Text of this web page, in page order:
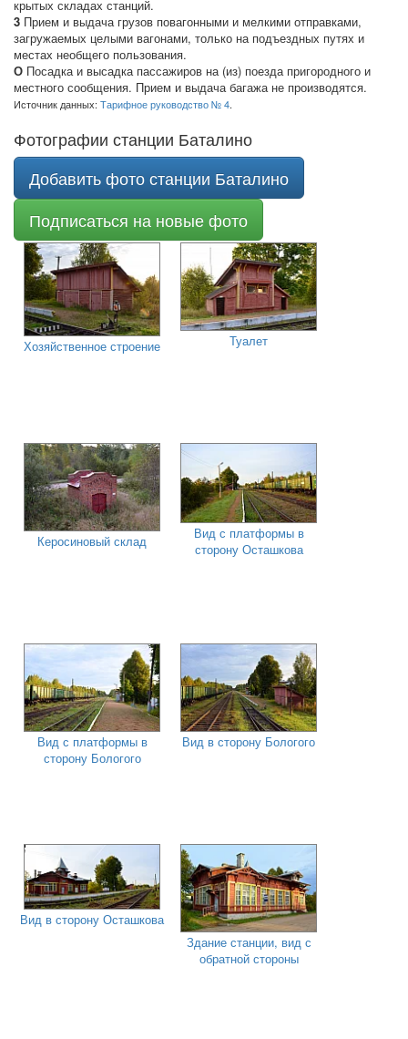
крытых складах станций.
3 Прием и выдача грузов повагонными и мелкими отправками,
загружаемых целыми вагонами, только на подъездных путях и
местах необщего пользования.
О Посадка и высадка пассажиров на (из) поезда пригородного и
местного сообщения. Прием и выдача багажа не производятся.
Источник данных: Тарифное руководство № 4.
Фотографии станции Баталино
Добавить фото станции Баталино
Подписаться на новые фото
Хозяйственное строение Туалет
Керосиновый склад
Вид с платформы в
сторону Осташкова
Вид с платформы в
сторону Бологого
Вид в сторону Бологого
Вид в сторону Осташкова
Здание станции, вид с
обратной стороны